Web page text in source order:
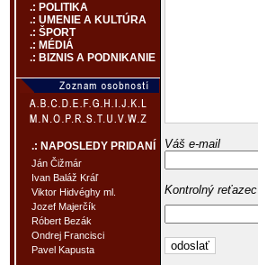
.: POLITIKA
.: UMENIE A KULTÚRA
.: ŠPORT
.: MÉDIÁ
.: BIZNIS A PODNIKANIE
.: NAPOSLEDY PRIDANÍ
Ján Čižmár
Ivan Baláž Kráľ
Viktor Hidvéghy ml.
Jozef Majerčík
Róbert Bezák
Ondrej Francisci
Pavel Kapusta
Váš e-mail
Kontrolný reťazec